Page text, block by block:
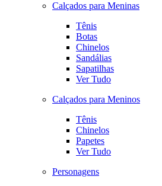
Calçados para Meninas
Tênis
Botas
Chinelos
Sandálias
Sapatilhas
Ver Tudo
Calçados para Meninos
Tênis
Chinelos
Papetes
Ver Tudo
Personagens